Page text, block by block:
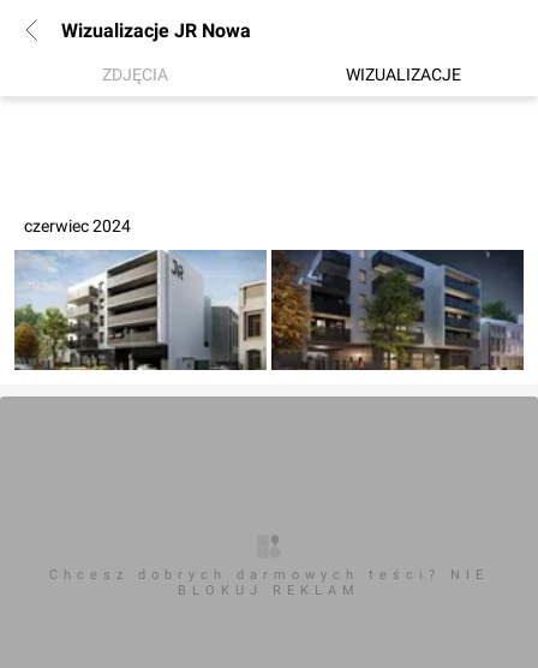
Wizualizacje JR Nowa
ZDJĘCIA WIZUALIZACJE
czerwiec 2024
Chcesz dobrych darmowych teści? NIE
BLOKUJ REKLAM